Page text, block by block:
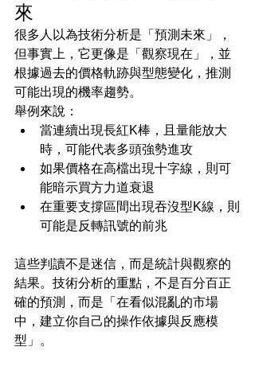
來
很多人以為技術分析是「預測未來」，
但事實上，它更像是「觀察現在」，並
根據過去的價格軌跡與型態變化，推測
可能出現的機率趨勢。
舉例來說：
當連續出現長紅K棒，且量能放大
時，可能代表多頭強勢進攻
如果價格在高檔出現十字線，則可
能暗示買方力道衰退
在重要支撐區間出現吞沒型K線，則
可能是反轉訊號的前兆
這些判讀不是迷信，而是統計與觀察的
結果。技術分析的重點，不是百分百正
確的預測，而是「在看似混亂的市場
中，建立你自己的操作依據與反應模
型」。